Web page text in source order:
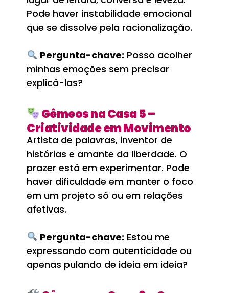
Pode haver instabilidade emocional
que se dissolve pela racionalização.
Pergunta-chave: Posso acolher
minhas emoções sem precisar
explicá-las?
Gêmeos na Casa 5 –
Criatividade em Movimento
Artista de palavras, inventor de
histórias e amante da liberdade. O
prazer está em experimentar. Pode
haver dificuldade em manter o foco
em um projeto só ou em relações
afetivas.
Pergunta-chave: Estou me
expressando com autenticidade ou
apenas pulando de ideia em ideia?